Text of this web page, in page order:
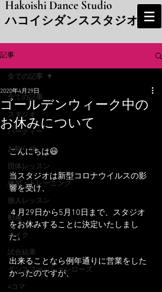
Hakoishi Dance Studio
​ハコイシダンススタジオ
記事
全ての記事
スタジオ
パーティー
お知らせ
団体レッスン
練習・トレーニング
個人レッスン
動画
メイク
試合結果
ダンスファッションローズ
4コマ
全ての記事
ゴールデンウィーク中の
お休みについて
2020年4月29日
こんにちは😃
当スタジオは新型コロナウイルスの影
響を受け、
４月29日から5月10日まで、スタジオ
をお休みすることに決定いたしまし
た。
出来ることなら例年通りに営業をした
かったのですが、